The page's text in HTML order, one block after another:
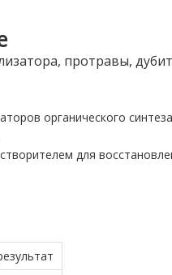
протравы,
органического
для